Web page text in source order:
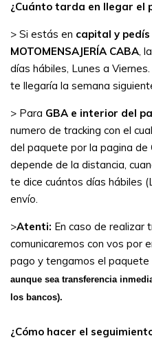
¿Cuánto tarda en llegar el
> Si estás en capital y pedís
MOTOMENSAJERÍA CABA,
días hábiles, Lunes a
te llegaría la semana
> Para GBA e interior del
numero de tracking con el
del paquete por la pagina de
depende de la distancia,
te dice cuántos días hábiles
envío.
>Atenti: En caso de realizar
comunicaremos con vos por
pago y tengamos el paquete
aunque sea transferencia
los bancos).
¿Cómo hacer el